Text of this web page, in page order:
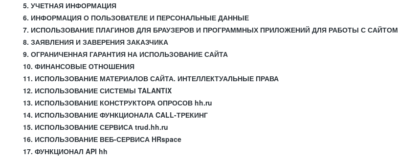
5. УЧЕТНАЯ ИНФОРМАЦИЯ
6. ИНФОРМАЦИЯ О ПОЛЬЗОВАТЕЛЕ И ПЕРСОНАЛЬНЫЕ ДАННЫЕ
7. ИСПОЛЬЗОВАНИЕ ПЛАГИНОВ ДЛЯ БРАУЗЕРОВ И ПРОГРАММНЫХ ПРИЛОЖЕНИЙ ДЛЯ РАБОТЫ С САЙТОМ
8. ЗАЯВЛЕНИЯ И ЗАВЕРЕНИЯ ЗАКАЗЧИКА
9. ОГРАНИЧЕННАЯ ГАРАНТИЯ НА ИСПОЛЬЗОВАНИЕ САЙТА
10. ФИНАНСОВЫЕ ОТНОШЕНИЯ
11. ИСПОЛЬЗОВАНИЕ МАТЕРИАЛОВ САЙТА. ИНТЕЛЛЕКТУАЛЬНЫЕ ПРАВА
12. ИСПОЛЬЗОВАНИЕ СИСТЕМЫ TALANTIX
13. ИСПОЛЬЗОВАНИЕ КОНСТРУКТОРА ОПРОСОВ hh.ru
14. ИСПОЛЬЗОВАНИЕ ФУНКЦИОНАЛА CALL-ТРЕКИНГ
15. ИСПОЛЬЗОВАНИЕ СЕРВИСА trud.hh.ru
16. ИСПОЛЬЗОВАНИЕ ВЕБ-СЕРВИСА HRspace
17. ФУНКЦИОНАЛ API hh